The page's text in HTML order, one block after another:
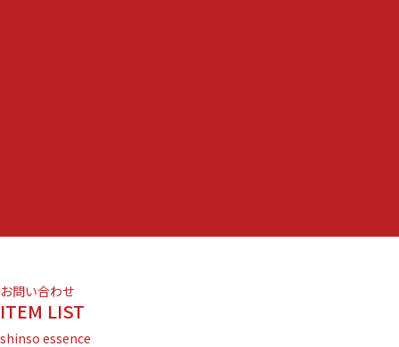
お問い合わせ
ITEM LIST
shinso essence